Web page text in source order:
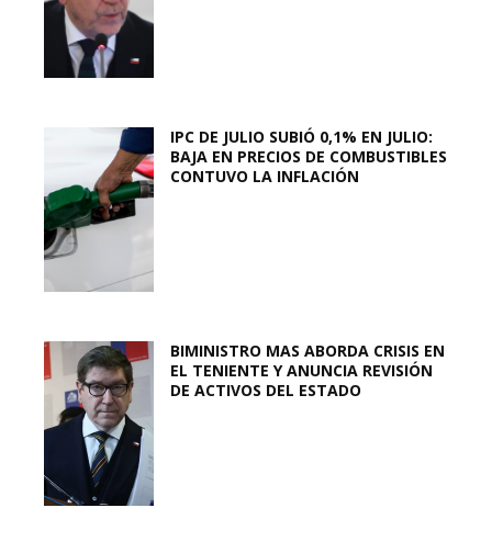
IPC DE JULIO SUBIÓ 0,1% EN JULIO:
BAJA EN PRECIOS DE COMBUSTIBLES
CONTUVO LA INFLACIÓN
BIMINISTRO MAS ABORDA CRISIS EN
EL TENIENTE Y ANUNCIA REVISIÓN
DE ACTIVOS DEL ESTADO